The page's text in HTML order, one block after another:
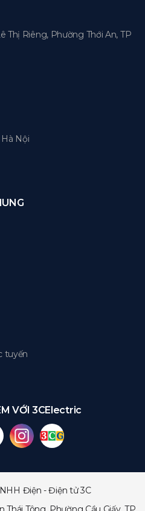
Thị Riêng, Phường Thới An, TP
Nội
tuyến
VỚI 3CElectric
Điện - Điện tử 3C